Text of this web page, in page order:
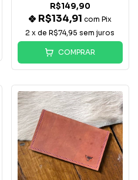
R$149,90
R$134,91 com Pix
2 x deR$74,95 sem juros
COMPRAR